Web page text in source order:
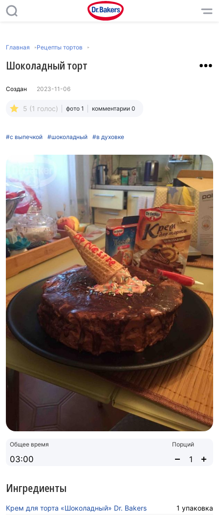
Главная Рецепты тортов
Шоколадный торт
Создан 2023-11-06
5 (1 голос) фото 1 комментарии 0
#с выпечкой #шоколадный #в духовке
Общее время
03:00
Порций
Ингредиенты
Крем для торта «Шоколадный» Dr. Bakers 1 упаковка